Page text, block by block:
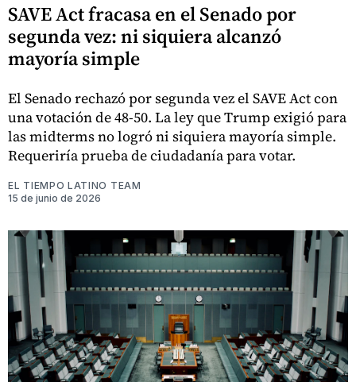
SAVE Act fracasa en el Senado por
segunda vez: ni siquiera alcanzó
mayoría simple
El Senado rechazó por segunda vez el SAVE Act con
una votación de 48-50. La ley que Trump exigió para
las midterms no logró ni siquiera mayoría simple.
Requeriría prueba de ciudadanía para votar.
EL TIEMPO LATINO TEAM
15 de junio de 2026